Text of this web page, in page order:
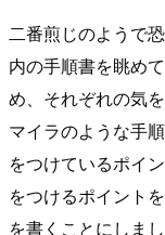
二番煎じのようで
内の手順書を眺め
め、それぞれの気
マイラのような手
をつけているポイ
をつけるポイント
を書くことにしまし